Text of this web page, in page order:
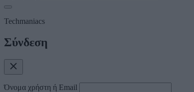
Techmaniacs
Σύνδεση
Όνομα χρήστη ή Email